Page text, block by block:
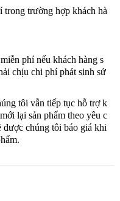
trong trường hợp khách hà
phí nếu khách hàng s
chịu chi phí phát sinh sử
tôi vẫn tiếp tục hỗ trợ k
lại sản phẩm theo yêu c
được chúng tôi báo giá khi